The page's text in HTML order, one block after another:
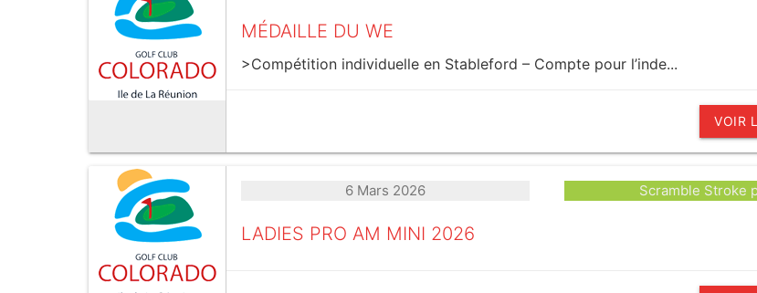
MÉDAILLE DU WE
>Compétition individuelle en Stableford – Compte pour l’inde...
VOIR
6 Mars 2026 Scramble Stroke
LADIES PRO AM MINI 2026